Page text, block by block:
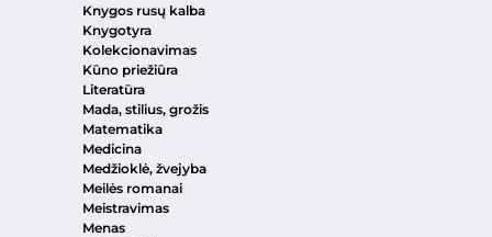
Knygos rusų kalba
Knygotyra
Kolekcionavimas
Kūno priežiūra
Literatūra
Mada, stilius, grožis
Matematika
Medicina
Medžioklė, žvejyba
Meilės romanai
Meistravimas
Menas